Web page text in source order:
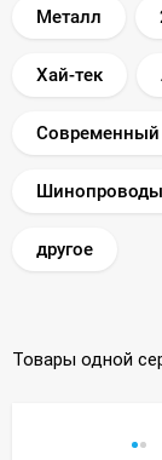
Металл
Хай-тек
Современный
Шинопроводы
другое
Товары одной